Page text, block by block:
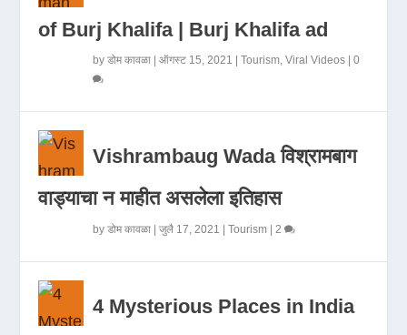
of Burj Khalifa | Burj Khalifa ad
byडोम कावळा |ऑगस्ट 15, 2021 |Tourism ,Viral Videos |0
Vishrambaug Wada विश्रामबाग
वाड्याचा न माहीत असलेला इतिहास
byडोम कावळा |जुलै 17, 2021 |Tourism | 2
4 Mysterious Places in India